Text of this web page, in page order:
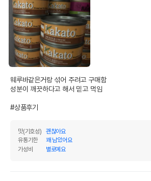
웨루바같은거랑 섞어 주려고 구매함
성분이 깨끗하다고 해서 믿고 먹임
#상품후기
맛(기호성)
괜찮아요
유통기한
꽤 남았어요
가성비
별로예요